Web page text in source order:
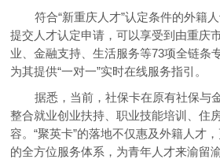
符合“新重庆人才”认定条件的外籍
提交人才认定申请，可以享受到由重庆
业、金融支持、生活服务等73项全链条
为其提供“一对一”实时在线服务指引。
据悉，当前，社保卡在原有社保与
整合就业创业扶持、职业技能培训、住
容。“聚英卡”的落地不仅惠及外籍人才
的全方位服务体系，为青年人才来渝留